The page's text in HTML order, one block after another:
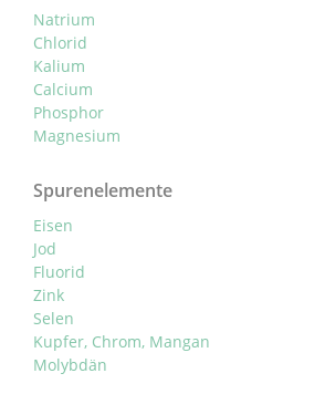
Natrium
Chlorid
Kalium
Calcium
Phosphor
Magnesium
Spurenelemente
Eisen
Jod
Fluorid
Zink
Selen
Kupfer, Chrom, Mangan
Molybdän